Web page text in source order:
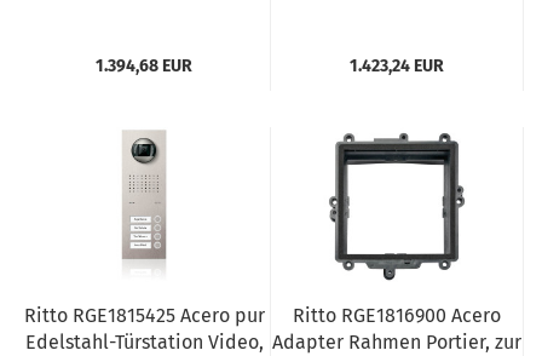
1.394,68 EUR 1.423,24 EUR
Ritto RGE1815425 Acero pur
Edelstahl-Türstation Video,
Ritto RGE1816900 Acero
Adapter Rahmen Portier, zur